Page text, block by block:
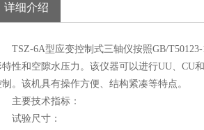
详细介绍
6A型应变控制式三轴仪按照GB/T50123-
特性和空隙水压力。该仪器可以进行UU、CU
制。该机具有操作方便、结构紧凑等特点。
要技术指标：
验尺寸：